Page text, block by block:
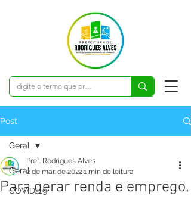
Post
Geral
COVID-19
Geral
Para gerar renda e emprego,
Pref. Rodrigues Alves
2 de mar. de 20221 min de leitura